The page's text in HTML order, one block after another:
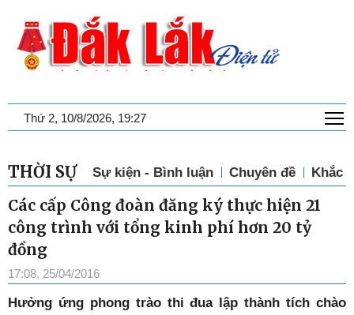
Thứ 2, 10/8/2026, 19:27
THỜI SỰ Sự kiện - Bình luận Chuyên đề Khắc
Các cấp Công đoàn đăng ký thực hiện 21
công trình với tổng kinh phí hơn 20 tỷ
đồng
17:08, 25/04/2016
Hưởng ứng phong trào thi đua lập thành tích chào